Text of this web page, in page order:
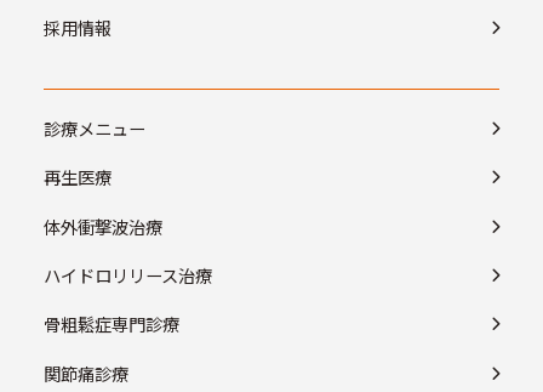
採用情報
診療メニュー
再生医療
体外衝撃波治療
ハイドロリリース治療
骨粗鬆症専門診療
関節痛診療